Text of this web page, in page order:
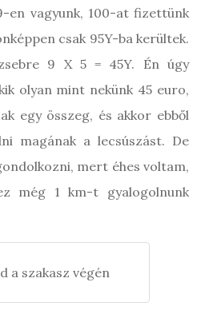
en vagyunk, 100-at fizettünk
csak 95Y-ba kerültek.
9 X 5 = 45Y. Én úgy
olyan mint nekünk 45 euro,
egy összeg, és akkor ebből
magának a lecsúszást. De
mert éhes voltam,
még 1 km-t gyalogolnunk
a szakasz végén